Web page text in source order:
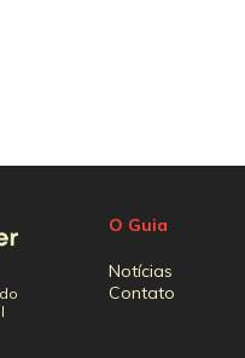
O Guia
Notícias
Contato